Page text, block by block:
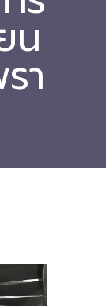
ที่นวัตกรรมการ
บ.พื้นที่นวัตกรรม
จเกิดขึ้นจากกฎ
น
า